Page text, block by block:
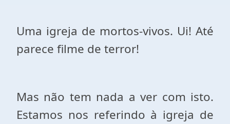
Uma igreja de mortos-vivos. Ui! Até
parece filme de terror!
Mas não tem nada a ver com isto.
Estamos nos referindo à igreja de